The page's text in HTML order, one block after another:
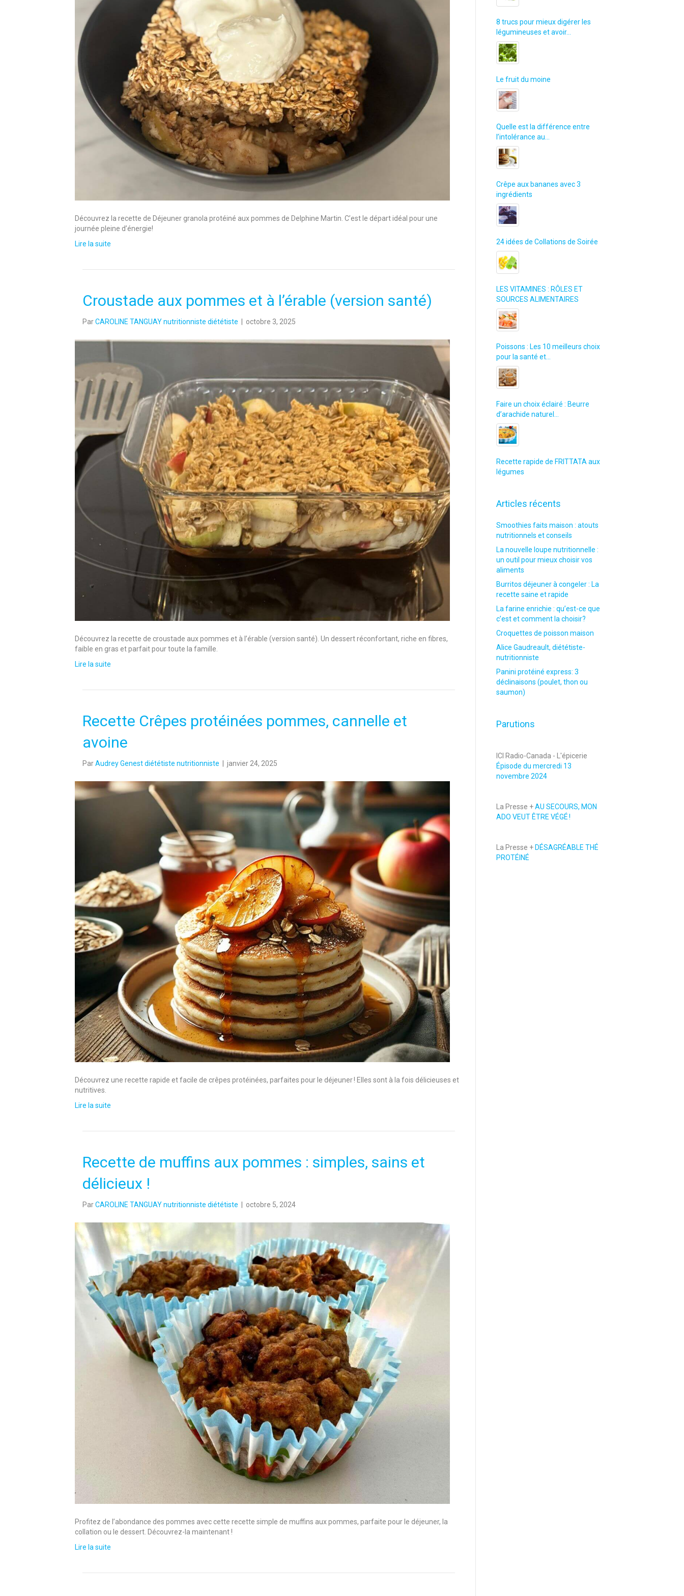
Découvrez la recette de Déjeuner granola protéiné aux pommes de Delphine Martin. C’est le départ idéal pour une
journée pleine d’énergie!
Lire la suite
Croustade aux pommes et à l’érable (version santé)
ParCAROLINE TANGUAY nutritionniste diététiste octobre 3, 2025
Découvrez la recette de croustade aux pommes et à l’érable (version santé). Un dessert réconfortant, riche en fibres,
faible en gras et parfait pour toute la famille.
Lire la suite
Recette Crêpes protéinées pommes, cannelle et
avoine
ParAudrey Genest diététiste nutritionniste janvier 24, 2025
Découvrez une recette rapide et facile de crêpes protéinées, parfaites pour le déjeuner ! Elles sont à la fois délicieuses et
nutritives.
Lire la suite
Recette de muffins aux pommes : simples, sains et
délicieux !
ParCAROLINE TANGUAY nutritionniste diététiste octobre 5, 2024
Profitez de l’abondance des pommes avec cette recette simple de muffins aux pommes, parfaite pour le déjeuner, la
collation ou le dessert. Découvrez-la maintenant !
Lire la suite
8 trucs pour mieux digérer les
légumineuses et avoir…
Le fruit du moine
Quelle est la différence entre
l’intolérance au…
Crêpe aux bananes avec 3
ingrédients
24 idées de Collations de Soirée
LES VITAMINES : RÔLES ET
SOURCES ALIMENTAIRES
Poissons : Les 10 meilleurs choix
pour la santé et…
Faire un choix éclairé : Beurre
d’arachide naturel…
Recette rapide de FRITTATA aux
légumes
Articles récents
Smoothies faits maison : atouts
nutritionnels et conseils
La nouvelle loupe nutritionnelle :
un outil pour mieux choisir vos
aliments
Burritos déjeuner à congeler : La
recette saine et rapide
La farine enrichie : qu’est-ce que
c’est et comment la choisir?
Croquettes de poisson maison
Alice Gaudreault, diététiste-
nutritionniste
Panini protéiné express: 3
déclinaisons (poulet, thon ou
saumon)
Parutions
ICI Radio-Canada - L'épicerie
Épisode du mercredi 13
novembre 2024
La Presse +AU SECOURS, MON
ADO VEUT ÊTRE VÉGÉ !
La Presse + DÉSAGRÉABLE THÉ
PROTÉINÉ